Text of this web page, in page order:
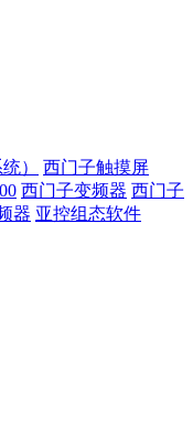
）
西门子触摸屏
西门子变频器 西门子
器 亚控组态软件